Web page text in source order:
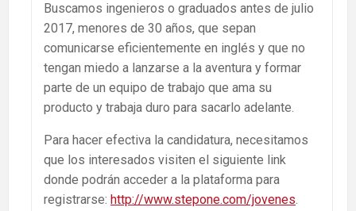
Buscamos ingenieros o graduados antes de julio
2017, menores de 30 años, que sepan
comunicarse eficientemente en inglés y que no
tengan miedo a lanzarse a la aventura y formar
parte de un equipo de trabajo que ama su
producto y trabaja duro para sacarlo adelante.
Para hacer efectiva la candidatura, necesitamos
que los interesados visiten el siguiente link
donde podrán acceder a la plataforma para
registrarse: http://www.stepone.com/jovenes.